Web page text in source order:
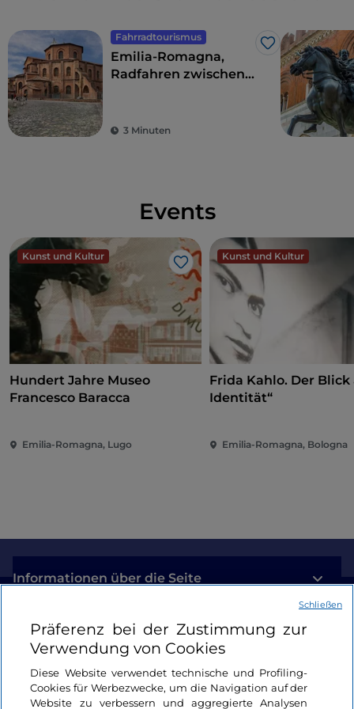
Fahrradtourismus
Like
Emilia-Romagna,
Radfahren zwischen
3 Minuten
Events
Kunst und Kultur
Like
Hundert Jahre Museo
Francesco Baracca
Emilia-Romagna, Lugo
Kunst und Kultur
Frida Kahlo. Der Blick
Identität“
Emilia-Romagna, Bologna
Informationen über die Seite
Nützliche Links
Login
Bleiben wir in Kontakt
Präferenz bei der Zustimmung zur
Verwendung von Cookies
Diese Website verwendet technische und Profiling-
Cookies für Werbezwecke, um die Navigation auf der
Website zu verbessern und aggregierte Analysen
Schließen